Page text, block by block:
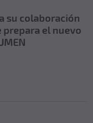
su colaboración
prepara el nuevo